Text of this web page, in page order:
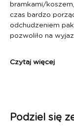
bramkami/
czas bardzo
odchudzeniem
pozwoliło na
Czytaj więcej
Podziel się